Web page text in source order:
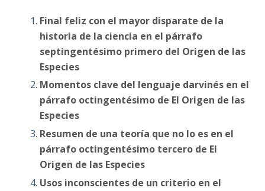
Final feliz con el mayor disparate de la
historia de la ciencia en el párrafo
septingentésimo primero del Origen de las
Especies
Momentos clave del lenguaje darvinés en el
párrafo octingentésimo de El Origen de las
Especies
Resumen de una teoría que no lo es en el
párrafo octingentésimo tercero de El
Origen de las Especies
Usos inconscientes de un criterio en el